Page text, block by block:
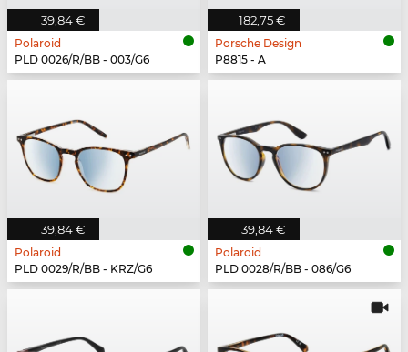
39,84 €
Polaroid
PLD 0026/R/BB - 003/G6
182,75 €
Porsche Design
P8815 - A
39,84 €
Polaroid
PLD 0029/R/BB - KRZ/G6
39,84 €
Polaroid
PLD 0028/R/BB - 086/G6